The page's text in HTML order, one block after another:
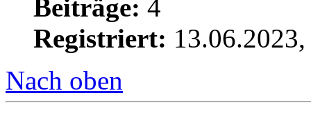
Beiträge: 4
Registriert:
Nach oben